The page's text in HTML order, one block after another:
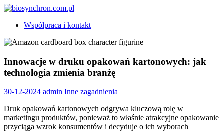
Skip
content
biosynchron.com.pl
Współpraca i kontakt
Innowacje w druku opakowań kartonowych: jak
technologia zmienia branżę
30-12-2024 admin Inne zagadnienia
Druk opakowań kartonowych odgrywa kluczową rolę w
marketingu produktów, ponieważ to właśnie atrakcyjne opakowanie
przyciąga wzrok konsumentów i decyduje o ich wyborach